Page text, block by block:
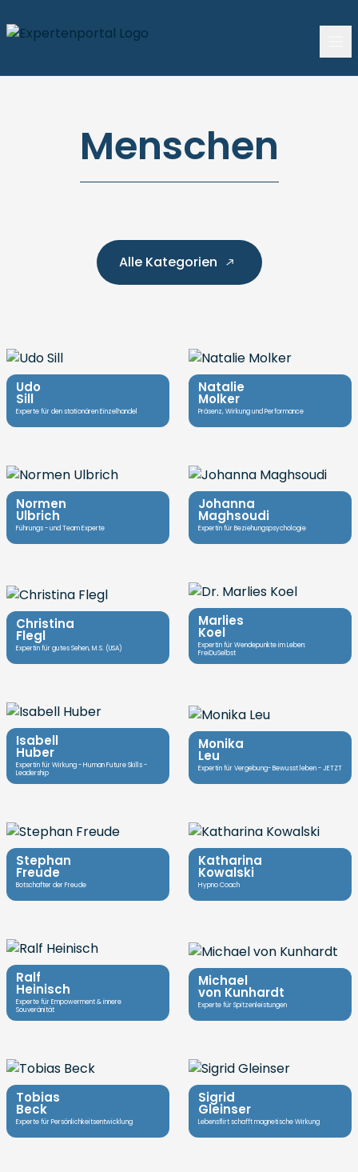
Menschen
Alle Kategorien
Udo
Sill
Experte für den stationären Einzelhandel
Natalie
Molker
Präsenz, Wirkung und Performance
Normen
Ulbrich
Führungs - und Team Experte
Johanna
Maghsoudi
Expertin für Beziehungspsychologie
Christina
Flegl
Expertin für gutes Sehen, M.S. (USA)
Marlies
Koel
Expertin für Wendepunkte im Leben:
FreiDuSelbst
Isabell
Huber
Expertin für Wirkung - Human Future Skills -
Leadership
Monika
Leu
Expertin für Vergebung- Bewusst leben - JETZT
Stephan
Freude
Botschafter der Freude
Katharina
Kowalski
Hypno Coach
Ralf
Heinisch
Experte für Empowerment & innere
Souveränität
Michael
von Kunhardt
Experte für Spitzenleistungen
Tobias
Beck
Experte für Persönlichkeitsentwicklung
Sigrid
Gleinser
Lebensflirt schafft magnetische Wirkung